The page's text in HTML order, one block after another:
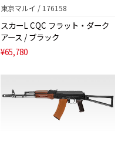
東京マルイ / 176158
スカーL CQC フラット・ダーク
アース / ブラック
¥65,780